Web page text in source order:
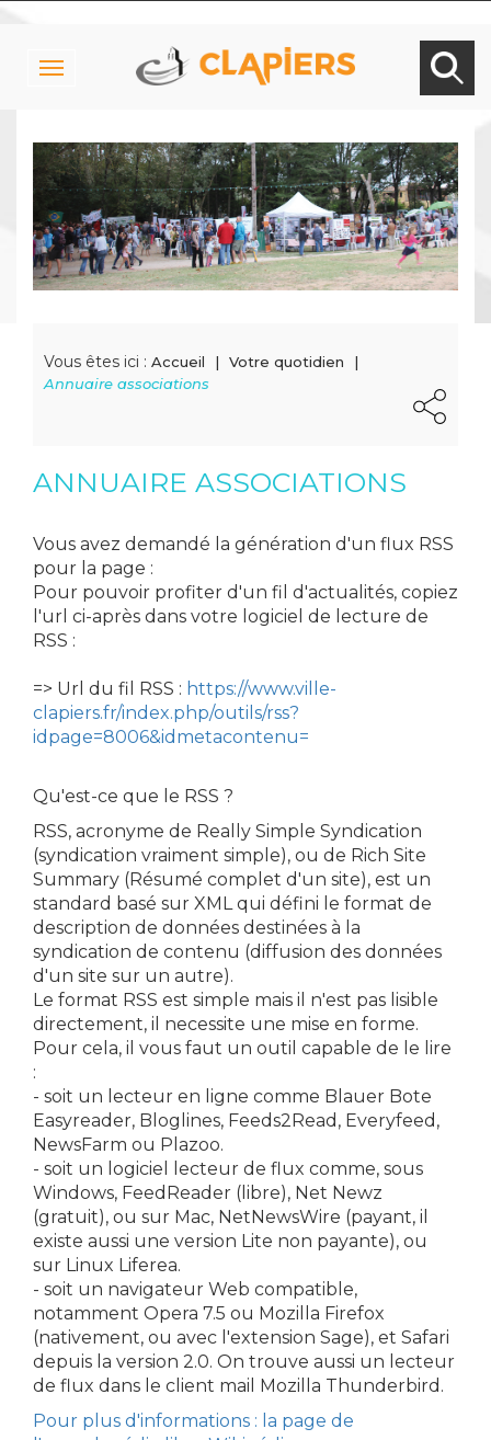
Toggle
Vous êtes ici : Accueil
Votre quotidien
Annuaire associations
ANNUAIRE ASSOCIATIONS
Vous avez demandé la génération d'un flux RSS
pour la page :
Pour pouvoir profiter d'un fil d'actualités, copiez
l'url ci-après dans votre logiciel de lecture de
RSS :
=> Url du fil RSS : https://www.ville-
clapiers.fr/index.php/outils/rss?
idpage=8006&idmetacontenu=
Qu'est-ce que le RSS ?
RSS, acronyme de Really Simple Syndication
(syndication vraiment simple), ou de Rich Site
Summary (Résumé complet d'un site), est un
standard basé sur XML qui défini le format de
description de données destinées à la
syndication de contenu (diffusion des données
d'un site sur un autre).
Le format RSS est simple mais il n'est pas lisible
directement, il necessite une mise en forme.
Pour cela, il vous faut un outil capable de le lire
:
- soit un lecteur en ligne comme Blauer Bote
Easyreader, Bloglines, Feeds2Read, Everyfeed,
NewsFarm ou Plazoo.
- soit un logiciel lecteur de flux comme, sous
Windows, FeedReader (libre), Net Newz
(gratuit), ou sur Mac, NetNewsWire (payant, il
existe aussi une version Lite non payante), ou
sur Linux Liferea.
- soit un navigateur Web compatible,
notamment Opera 7.5 ou Mozilla Firefox
(nativement, ou avec l'extension Sage), et Safari
depuis la version 2.0. On trouve aussi un lecteur
de flux dans le client mail Mozilla Thunderbird.
Pour plus d'informations : la page de